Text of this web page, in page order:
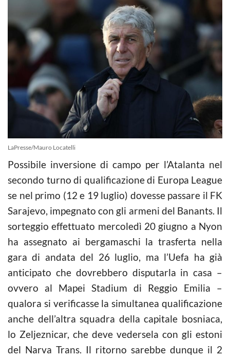
LaPresse/Mauro Locatelli
Possibile inversione di campo per l’Atalanta nel
secondo turno di qualificazione di Europa League
se nel primo (12 e 19 luglio) dovesse passare il FK
Sarajevo, impegnato con gli armeni del Banants. Il
sorteggio effettuato mercoledì 20 giugno a Nyon
ha assegnato ai bergamaschi la trasferta nella
gara di andata del 26 luglio, ma l’Uefa ha già
anticipato che dovrebbero disputarla in casa –
ovvero al Mapei Stadium di Reggio Emilia –
qualora si verificasse la simultanea qualificazione
anche dell’altra squadra della capitale bosniaca,
lo Zeljeznicar, che deve vedersela con gli estoni
del Narva Trans. Il ritorno sarebbe dunque il 2